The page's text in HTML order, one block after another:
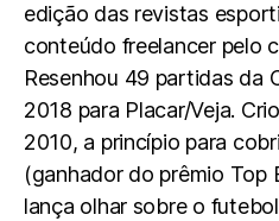
edição das revistas
conteúdo freelancer pelo
Resenhou 49 partidas da
2018 para Placar/Veja.
2010, a princípio para
(ganhador do prêmio Top
lança olhar sobre o